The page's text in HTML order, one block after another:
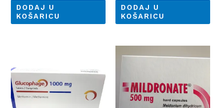
DODAJ U
KOŠARICU
DODAJ U
KOŠARICU